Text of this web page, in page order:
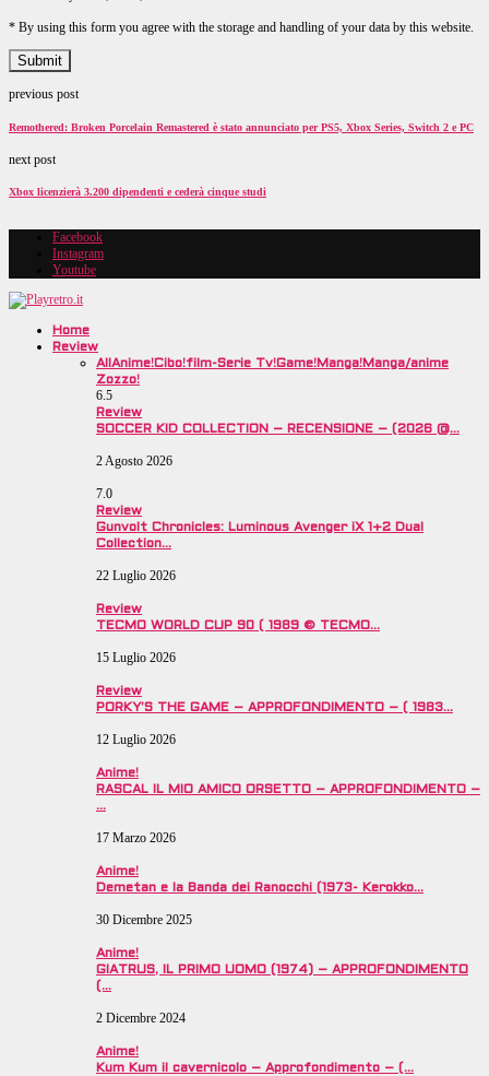
* By using this form you agree with the storage and handling of your data by this website.
previous post
Remothered: Broken Porcelain Remastered è stato annunciato per PS5, Xbox Series, Switch 2 e PC
next post
Xbox licenzierà 3.200 dipendenti e cederà cinque studi
Facebook
Instagram
Youtube
Home
Review
All Anime!Cibo!film-Serie Tv!Game!Manga!Manga/anime
Zozzo!
6.5
Review
SOCCER KID COLLECTION – RECENSIONE – (2026 @…
2 Agosto 2026
7.0
Review
Gunvolt Chronicles: Luminous Avenger iX 1+2 Dual
Collection…
22 Luglio 2026
Review
TECMO WORLD CUP 90 ( 1989 © TECMO…
15 Luglio 2026
Review
PORKY’S THE GAME – APPROFONDIMENTO – ( 1983…
12 Luglio 2026
Anime!
RASCAL IL MIO AMICO ORSETTO – APPROFONDIMENTO –
…
17 Marzo 2026
Anime!
Demetan e la Banda dei Ranocchi (1973- Kerokko…
30 Dicembre 2025
Anime!
GIATRUS, IL PRIMO UOMO (1974) – APPROFONDIMENTO
(…
2 Dicembre 2024
Anime!
Kum Kum il cavernicolo – Approfondimento – (…